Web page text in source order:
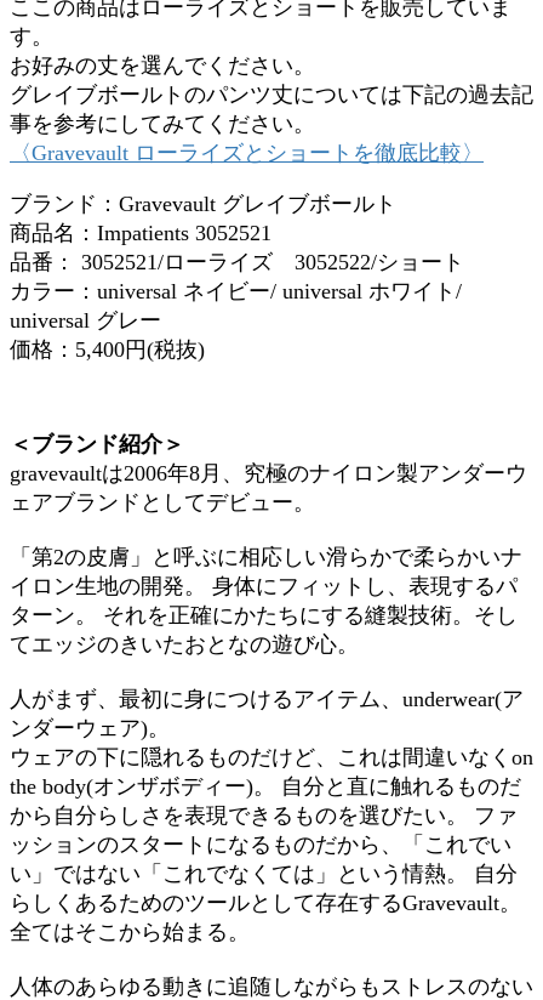
ここの商品はローライズとショートを販売していま
す。
お好みの丈を選んでください。
グレイブボールトのパンツ丈については下記の過去記
事を参考にしてみてください。
〈Gravevault ローライズとショートを徹底比較〉
ブランド：Gravevault グレイブボールト
商品名：Impatients 3052521
品番： 3052521/ローライズ 3052522/ショート
カラー：universal ネイビー/ universal ホワイト/
universal グレー
価格：5,400円(税抜)
＜ブランド紹介＞
gravevaultは2006年8月、究極のナイロン製アンダーウ
ェアブランドとしてデビュー。
「第2の皮膚」と呼ぶに相応しい滑らかで柔らかいナ
イロン生地の開発。 身体にフィットし、表現するパ
ターン。 それを正確にかたちにする縫製技術。そし
てエッジのきいたおとなの遊び心。
人がまず、最初に身につけるアイテム、underwear(ア
ンダーウェア)。
ウェアの下に隠れるものだけど、これは間違いなくon
the body(オンザボディー)。 自分と直に触れるものだ
から自分らしさを表現できるものを選びたい。 ファ
ッションのスタートになるものだから、「これでい
い」ではない「これでなくては」という情熱。 自分
らしくあるためのツールとして存在するGravevault。
全てはそこから始まる。
人体のあらゆる動きに追随しながらもストレスのない